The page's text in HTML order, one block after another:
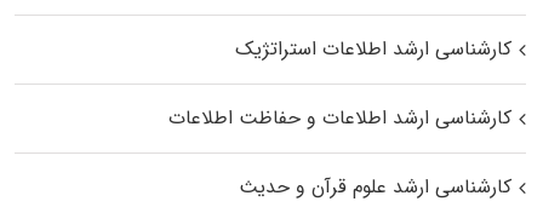
کارشناسی ارشد اطلاعات استراتژیک
کارشناسی ارشد اطلاعات و حفاظت اطلاعات
کارشناسی ارشد علوم قرآن و حدیث